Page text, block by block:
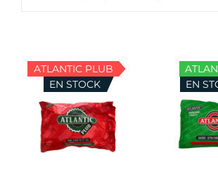
ATLANTIC PLUB
EN STOCK
EN